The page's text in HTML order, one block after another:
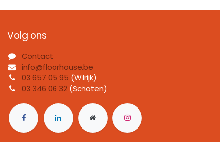
Volg ons
Contact
info@floorhouse.be
03 657 05 95 (Wilrijk)
03 346 06 32 (Schoten)